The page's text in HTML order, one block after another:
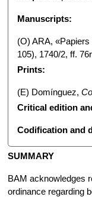
Manuscripts:
(O) ARA, «Papiers
105), 1740/2, ff.
Prints:
(E) Domínguez,
Critical edition
Codification and
SUMMARY
BAM acknowledges
ordinance regarding